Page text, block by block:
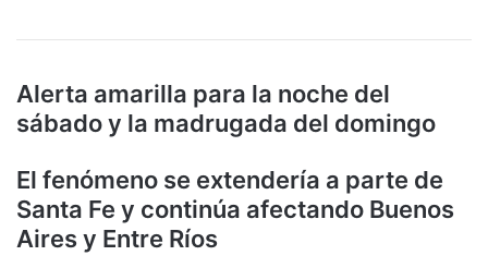
Alerta amarilla para la noche del
sábado y la madrugada del domingo
El fenómeno se extendería a parte de
Santa Fe y continúa afectando Buenos
Aires y Entre Ríos